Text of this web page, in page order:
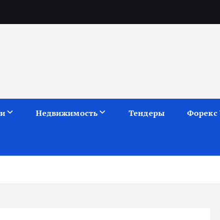
Недвижимость Тендеры Форекс